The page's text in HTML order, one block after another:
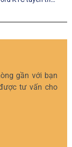
gần với bạn
tư vấn cho